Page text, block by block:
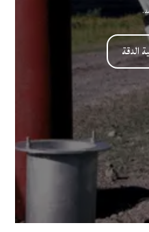
الدقة